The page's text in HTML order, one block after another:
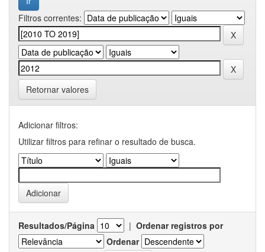
Filtros correntes:
Retornar valores
Adicionar filtros:
Utilizar filtros para refinar o resultado de busca.
Resultados/Página | Ordenar registros por
Ordenar